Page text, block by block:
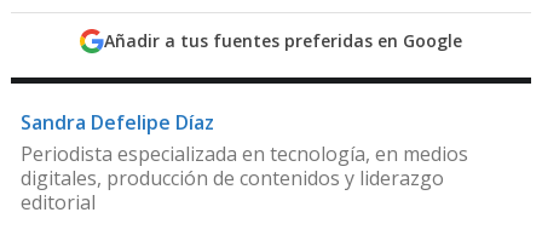
Añadir a tus fuentes preferidas en Google
Sandra Defelipe Díaz
Periodista especializada en tecnología, en medios
digitales, producción de contenidos y liderazgo
editorial